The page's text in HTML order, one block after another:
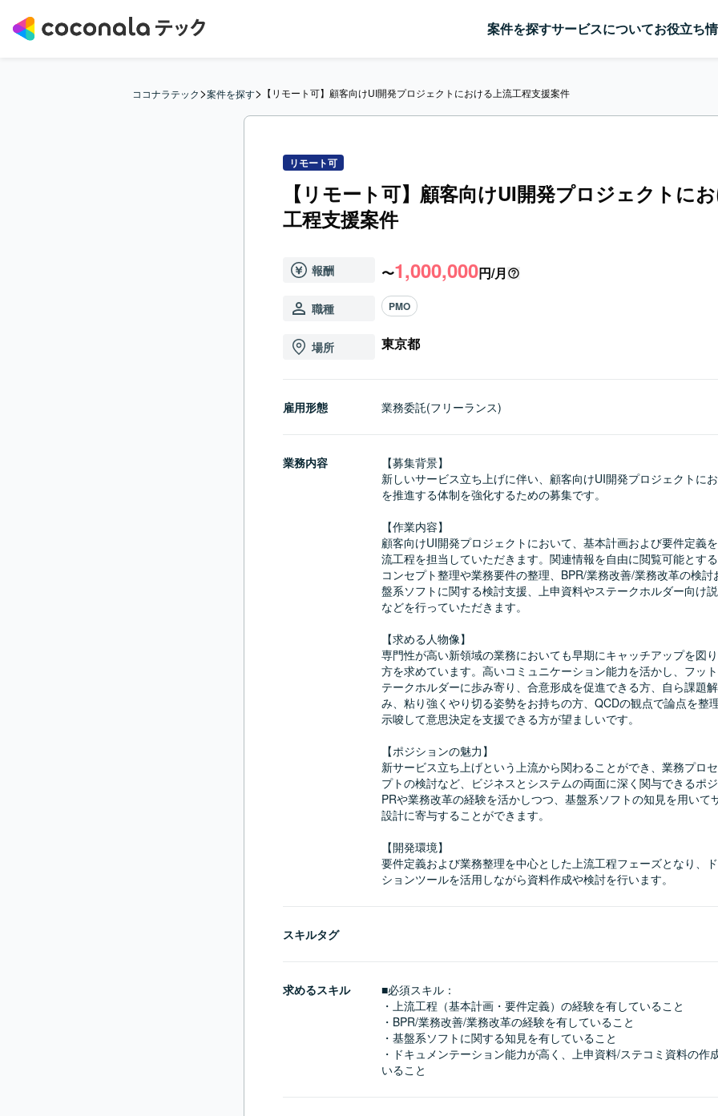
案件を探すサービスについてお役立ち
ココナラテック>案件を探す> 【リモート可】顧客向けUI開発プロジェクトにおける上流工程支援案件
リモート可
【リモート可】顧客向けUI開発プロジェクトに
工程支援案件
報酬 〜1,000,000円/月
職種 PMO
場所 東京都
雇用形態 業務委託(フリーランス)
業務内容
【募集背景】
新しいサービス立ち上げに伴い、顧客向けUI開発プロジェクトに
を推進する体制を強化するための募集です。
【作業内容】
顧客向けUI開発プロジェクトにおいて、基本計画および要件定義
流工程を担当していただきます。関連情報を自由に閲覧可能とす
コンセプト整理や業務要件の整理、BPR/業務改善/業務改革の検討
盤系ソフトに関する検討支援、上申資料やステークホルダー向け
などを行っていただきます。
【求める人物像】
専門性が高い新領域の業務においても早期にキャッチアップを図
方を求めています。高いコミュニケーション能力を活かし、フッ
テークホルダーに歩み寄り、合意形成を促進できる方、自ら課題
み、粘り強くやり切る姿勢をお持ちの方、QCDの観点で論点を整
示唆して意思決定を支援できる方が望ましいです。
【ポジションの魅力】
新サービス立ち上げという上流から関わることができ、業務プロ
プトの検討など、ビジネスとシステムの両面に深く関与できるポ
PRや業務改革の経験を活かしつつ、基盤系ソフトの知見を用いて
設計に寄与することができます。
【開発環境】
要件定義および業務整理を中心とした上流工程フェーズとなり、
ションツールを活用しながら資料作成や検討を行います。
スキルタグ
求めるスキル
■必須スキル：
・上流工程（基本計画・要件定義）の経験を有していること
・BPR/業務改善/業務改革の経験を有していること
・基盤系ソフトに関する知見を有していること
・ドキュメンテーション能力が高く、上申資料/ステコミ資料の作
いること